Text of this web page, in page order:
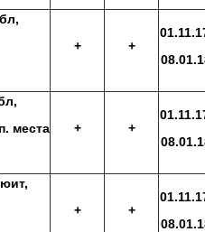
+ +
места
+ +
+ +